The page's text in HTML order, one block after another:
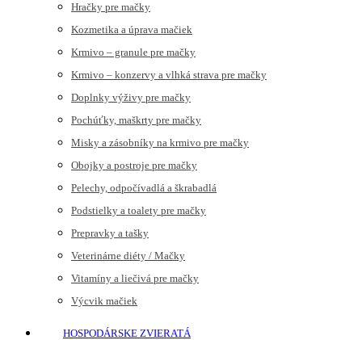
Hračky pre mačky
Kozmetika a úprava mačiek
Krmivo – granule pre mačky
Krmivo – konzervy a vlhká strava pre mačky
Doplnky výživy pre mačky
Pochúťky, maškrty pre mačky
Misky a zásobníky na krmivo pre mačky
Obojky a postroje pre mačky
Pelechy, odpočívadlá a škrabadlá
Podstielky a toalety pre mačky
Prepravky a tašky
Veterinárne diéty / Mačky
Vitamíny a liečivá pre mačky
Výcvik mačiek
HOSPODÁRSKE ZVIERATÁ